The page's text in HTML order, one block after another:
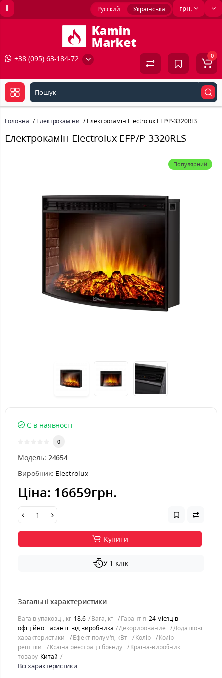
грн.
Русский Українська
+38 (095) 63-184-72 0
Головна Електрокаміни Електрокамін Electrolux EFP/P-3320RLS
Електрокамін Electrolux EFP/P-3320RLS
Популярний
Є в наявності
0
Модель: 24654
Виробник: Electrolux
Ціна: 16659грн.
Купити
У 1 клік
Загальні характеристики
Вага в упаковці, кг 18.6 Вага, кг Гарантія 24 місяців
офіційної гарантії від виробника
Декорирование
Додаткові
характеристики
Ефект полум'я, кВт Колір
Колір
решітки
Країна реєстрації бренду
Країна-виробник
товару Китай
Всі характеристики